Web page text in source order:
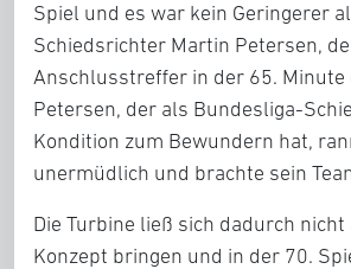
Spiel und es war kein Geringerer
Schiedsrichter Martin Petersen,
Anschlusstreffer in der 65. Minute
Petersen, der als Bundesliga-
Kondition zum Bewundern hat,
unermüdlich und brachte sein
Die Turbine ließ sich dadurch nicht
Konzept bringen und in der 70.